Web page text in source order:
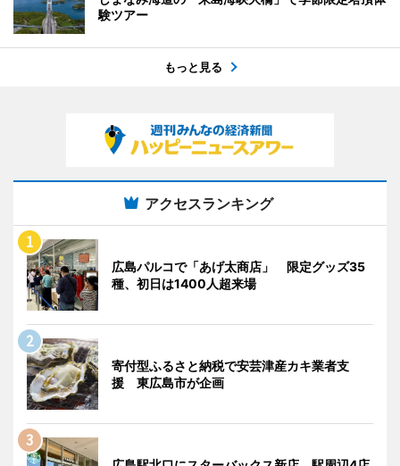
験ツアー
もっと見る
アクセスランキング
広島パルコで「あげ太商店」 限定グッズ35
種、初日は1400人超来場
寄付型ふるさと納税で安芸津産カキ業者支
援 東広島市が企画